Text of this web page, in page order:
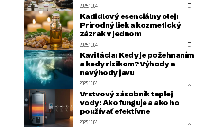
2025.10.04.
Kadidlový esenciálny olej:
Prírodný liek a kozmetický
zázrak v jednom
2025.10.04.
Kavitácia: Kedy je požehnaním
a kedy rizikom? Výhody a
nevýhody javu
2025.10.04.
Vrstvový zásobník teplej
vody: Ako funguje a ako ho
používať efektívne
2025.10.04.